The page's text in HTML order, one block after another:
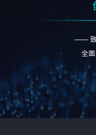
—— 致
全